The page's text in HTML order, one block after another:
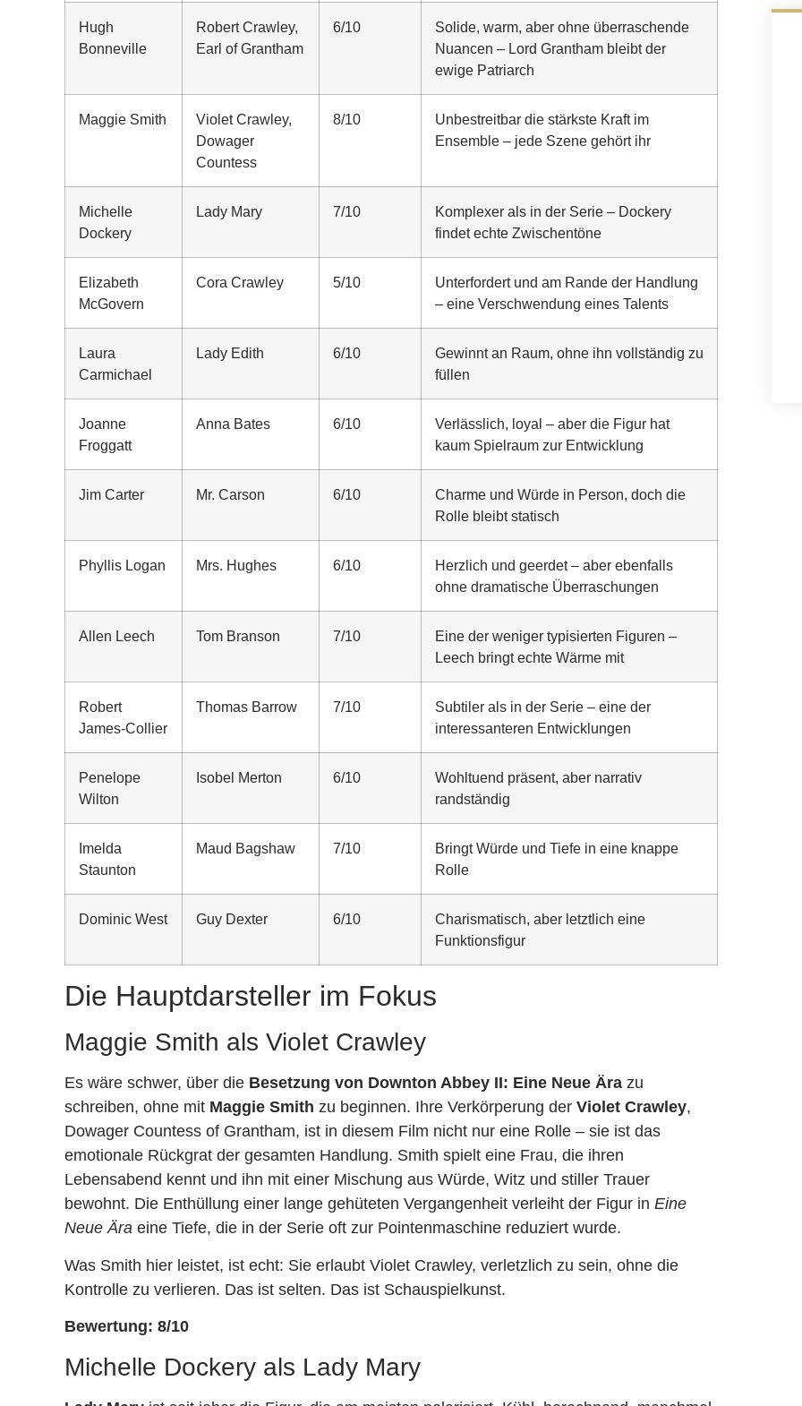
Hugh
Bonneville
Robert Crawley,
Earl of Grantham
6/10
Solide, warm, aber ohne überraschende
Nuancen – Lord Grantham bleibt der
ewige Patriarch
Maggie Smith
Violet Crawley,
Dowager
Countess
8/10
Unbestreitbar die stärkste Kraft im
Ensemble – jede Szene gehört ihr
Michelle
Dockery
Lady Mary 7/10
Komplexer als in der Serie – Dockery
findet echte Zwischentöne
Elizabeth
McGovern
Cora Crawley 5/10
Unterfordert und am Rande der Handlung
– eine Verschwendung eines Talents
Laura
Carmichael
Lady Edith 6/10
Gewinnt an Raum, ohne ihn vollständig zu
füllen
Joanne
Froggatt
Anna Bates 6/10
Verlässlich, loyal – aber die Figur hat
kaum Spielraum zur Entwicklung
Jim Carter Mr. Carson 6/10
Charme und Würde in Person, doch die
Rolle bleibt statisch
Phyllis Logan Mrs. Hughes 6/10
Herzlich und geerdet – aber ebenfalls
ohne dramatische Überraschungen
Allen Leech Tom Branson 7/10
Eine der weniger typisierten Figuren –
Leech bringt echte Wärme mit
Robert
James-Collier
Thomas Barrow 7/10
Subtiler als in der Serie – eine der
interessanteren Entwicklungen
Penelope
Wilton
Isobel Merton 6/10
Wohltuend präsent, aber narrativ
randständig
Imelda
Staunton
Maud Bagshaw 7/10
Bringt Würde und Tiefe in eine knappe
Rolle
Dominic West Guy Dexter 6/10
Charismatisch, aber letztlich eine
Funktionsfigur
Die Hauptdarsteller im Fokus
Maggie Smith als Violet Crawley
Es wäre schwer, über die Besetzung von Downton Abbey II: Eine Neue Ära zu
schreiben, ohne mit Maggie Smith zu beginnen. Ihre Verkörperung der Violet Crawley,
Dowager Countess of Grantham, ist in diesem Film nicht nur eine Rolle – sie ist das
emotionale Rückgrat der gesamten Handlung. Smith spielt eine Frau, die ihren
Lebensabend kennt und ihn mit einer Mischung aus Würde, Witz und stiller Trauer
bewohnt. Die Enthüllung einer lange gehüteten Vergangenheit verleiht der Figur in Eine
Neue Ära eine Tiefe, die in der Serie oft zur Pointenmaschine reduziert wurde.
Was Smith hier leistet, ist echt: Sie erlaubt Violet Crawley, verletzlich zu sein, ohne die
Kontrolle zu verlieren. Das ist selten. Das ist Schauspielkunst.
Bewertung: 8/10
Michelle Dockery als Lady Mary